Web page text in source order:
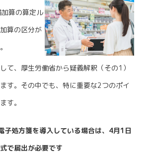
算の算定ル
算の区分が
て、厚生労働省から疑義解釈（その1）
す。その中でも、特に重要な2つのポイ
す。
子処方箋を導入している場合は、4月1日
で届出が必要です